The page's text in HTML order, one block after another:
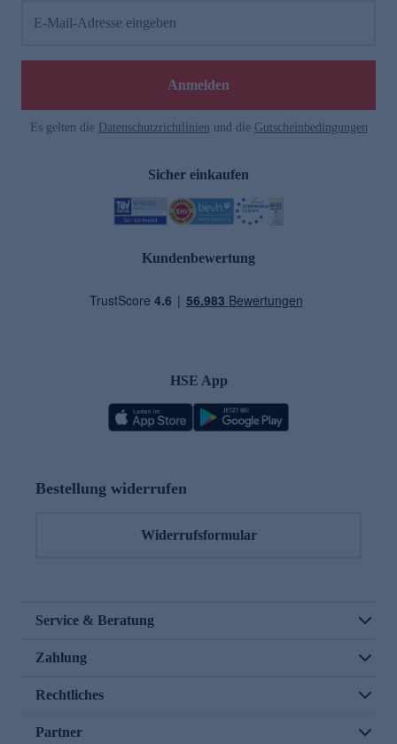
E-Mail-Adresse eingeben
Anmelden
Es gelten die Datenschutzrichtlinien und die Gutscheinbedingungen
Sicher einkaufen
Kundenbewertung
HSE App
Bestellung widerrufen
Widerrufsformular
Service & Beratung
Zahlung
Rechtliches
Partner